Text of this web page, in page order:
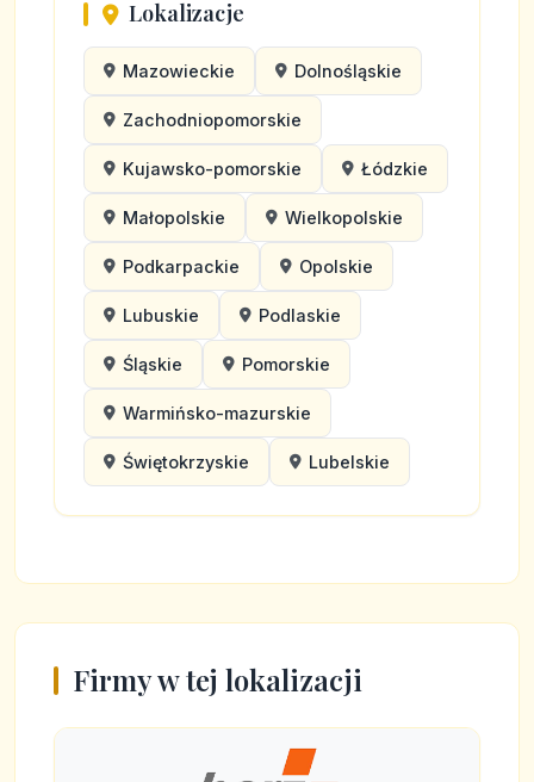
Lokalizacje
Mazowieckie Dolnośląskie
Zachodniopomorskie
Kujawsko-pomorskie Łódzkie
Małopolskie Wielkopolskie
Podkarpackie Opolskie
Lubuskie Podlaskie
Śląskie Pomorskie
Warmińsko-mazurskie
Świętokrzyskie Lubelskie
Firmy w tej lokalizacji